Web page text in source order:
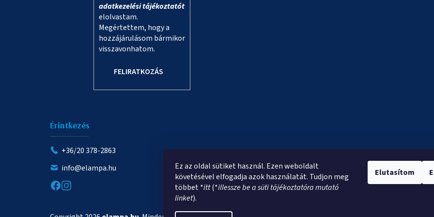
Ez az oldal sütiket használ. Ezen weboldalt
követésével elfogadja azok használatát. Tudjon meg
többet *itt(*illessze be a süti tájékoztatóra mutató
linket).
Elutasítom
adatkezelési tájékoztatót
elolvastam.
Megértettem, hogy a
hozzájárulásom bármikor
visszavonhatom.
FELIRATKOZÁS
Érintkezés
+36/20 378-2863
info@elampa.hu